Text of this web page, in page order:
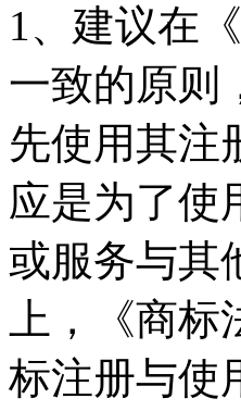
1、建议在
一致的原则
先使用其注
应是为了使
或服务与其
上，《商
标注册与使